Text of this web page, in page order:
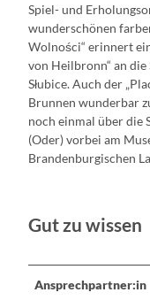
Spiel- und
wunderschönen
Wolności“ erinnert
von Heilbronn“ an
Słubice. Auch der
Brunnen wunderbar
noch einmal über die
(Oder) vorbei am
Brandenburgischen
Gut zu wissen
Ansprechpartner:in